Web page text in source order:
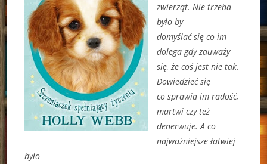
zwierząt. Nie trzeba
było by
domyślać się co im
dolega gdy zauważy
się, że coś jest nie tak.
Dowiedzieć się
co sprawia im radość,
martwi czy też
denerwuje. A co
najważniejsze łatwiej
było